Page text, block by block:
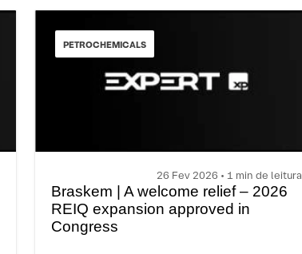
PETROCHEMICALS
26 Fev 2026 • 1 min de leitura
Braskem | A welcome relief – 2026
REIQ expansion approved in
Congress